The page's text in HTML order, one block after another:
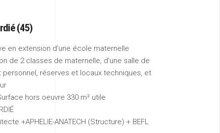
(45)
en extension d’une école maternelle
de 2 classes de maternelle, d’une salle de
réserves et locaux techniques, et
hors oeuvre 330 m² utile
+APHELIE-ANATECH (Structure) + BEFL